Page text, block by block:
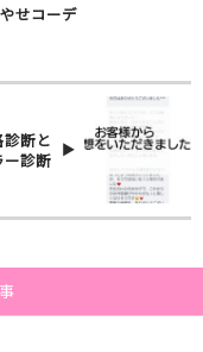
せコーデ
断と
ー診断